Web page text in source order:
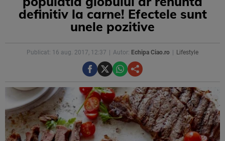
definitiv la carne! Efectele sunt
unele pozitive
Publicat: 16 aug. 2017, 12:37 Autor: Echipa Ciao.ro Lifestyle